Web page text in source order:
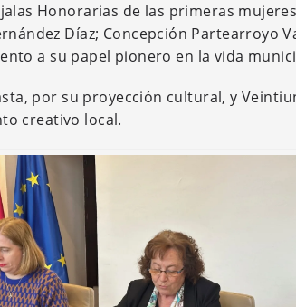
Honorarias de las primeras
Díaz; Concepción Partearroyo
a su papel pionero en la vida
por su proyección cultural, y
creativo local.